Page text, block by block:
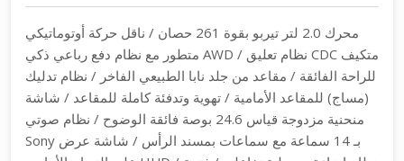
محرك 2.0 لتر تيربو بقوة 261 حصان / ناقل حركة أوتوماتيكي
متطور مع نظام دفع رباعي ذكي AWD / نظام تعليق CDC متكيف
للراحة الفائقة / مقاعد من جلد نابا الطبيعي الفاخر / نظام تدليك
(مساج) للمقاعد الأمامية / تهوية وتدفئة كاملة للمقاعد / شاشة
منحنية مزدوجة قياس 24.6 بوصة فائقة الوضوح / نظام صوتي
Sony بـ 14 سماعة مع سماعات بمسند الرأس / شاشة عرض